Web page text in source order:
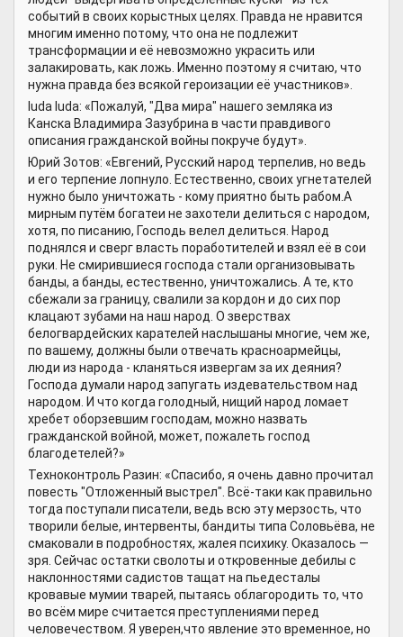
событий в своих корыстных целях. Правда не нравится
многим именно потому, что она не подлежит
трансформации и её невозможно украсить или
залакировать, как ложь. Именно поэтому я считаю, что
нужна правда без всякой героизации её участников».
luda luda: «Пожалуй, "Два мира" нашего земляка из
Канска Владимира Зазубрина в части правдивого
описания гражданской войны покруче будут».
Юрий Зотов: «Евгений, Русский народ терпелив, но ведь
и его терпение лопнуло. Естественно, своих угнетателей
нужно было уничтожать - кому приятно быть рабом.А
мирным путём богатеи не захотели делиться с народом,
хотя, по писанию, Господь велел делиться. Народ
поднялся и сверг власть поработителей и взял её в сои
руки. Не смирившиеся господа стали организовывать
банды, а банды, естественно, уничтожались. А те, кто
сбежали за границу, свалили за кордон и до сих пор
клацают зубами на наш народ. О зверствах
белогвардейских карателей наслышаны многие, чем же,
по вашему, должны были отвечать красноармейцы,
люди из народа - кланяться извергам за их деяния?
Господа думали народ запугать издевательством над
народом. И что когда голодный, нищий народ ломает
хребет оборзевшим господам, можно назвать
гражданской войной, может, пожалеть господ
благодетелей?»
Техноконтроль Разин: «Спасибо, я очень давно прочитал
повесть "Отложенный выстрел". Всё-таки как правильно
тогда поступали писатели, ведь всю эту мерзость, что
творили белые, интервенты, бандиты типа Соловьёва, не
смаковали в подробностях, жалея психику. Оказалось —
зря. Сейчас остатки сволоты и откровенные дебилы с
наклонностями садистов тащат на пьедесталы
кровавые мумии тварей, пытаясь облагородить то, что
во всём мире считается преступлениями перед
человечеством. Я уверен,что явление это временное, но